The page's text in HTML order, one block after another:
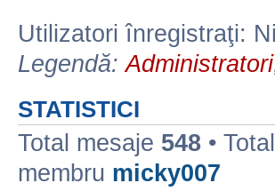
Utilizatori înregistraţi:
Legendă:Administratori
STATISTICI
Total mesaje 548 •
membru micky007